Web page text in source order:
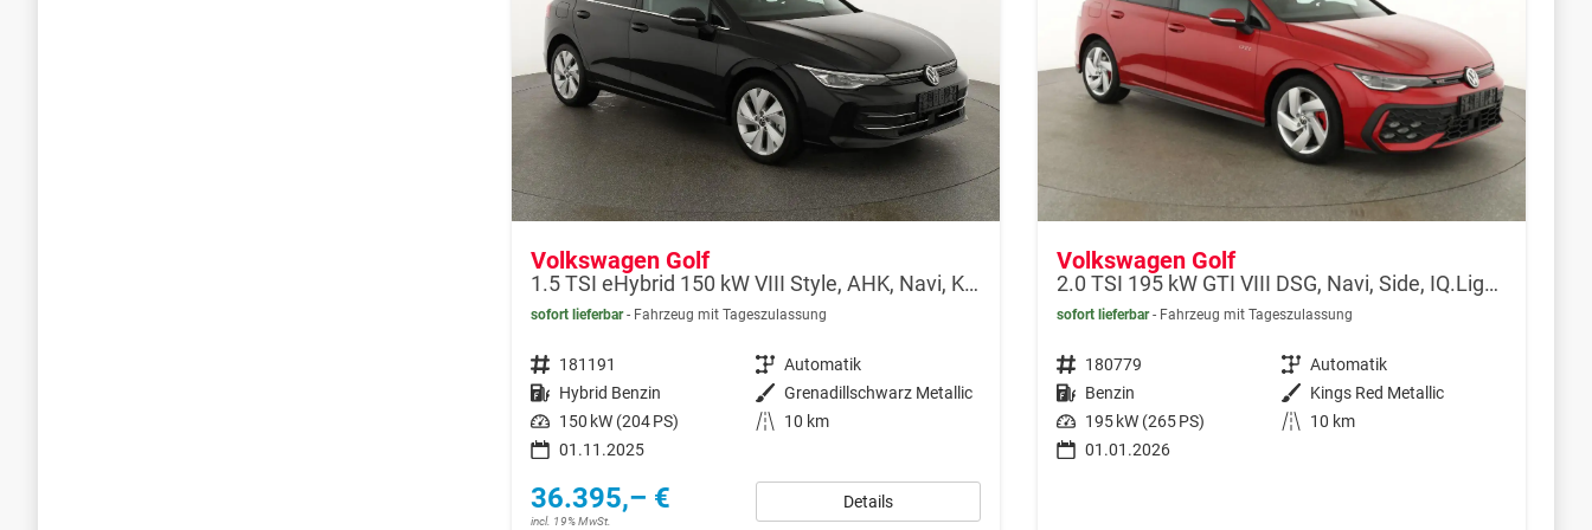
Volkswagen Golf
1.5 TSI eHybrid 150 kW VIII Style, AHK, Navi, Kamera, Side, LED-Plus
sofort lieferbar Fahrzeug mit Tageszulassung
Fahrzeugnr. 181191 Getriebe Automatik
Kraftstoff Hybrid Benzin Außenfarbe Grenadillschwarz Metallic
Leistung 150 kW (204 PS) Kilometerstand
10 km
01.11.2025
36.395,– €
incl. 19% MwSt.
Details
Volkswagen Golf
2.0 TSI 195 kW GTI VIII DSG, Navi, Side, IQ.Light, Kamera, Winter
sofort lieferbar Fahrzeug mit Tageszulassung
Fahrzeugnr. 180779 Getriebe Automatik
Kraftstoff Benzin Außenfarbe Kings Red Metallic
Leistung 195 kW (265 PS) Kilometerstand
10 km
01.01.2026